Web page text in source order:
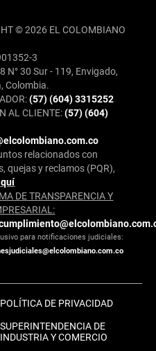
© 2026 EL COLOMBIANO
3
N° 30 Sur - 119, Envigado,
Colombia.
(57) (604) 3315252
AL CLIENTE:(57) (604)
relacionados con
quejas y reclamos (PQR),
DE TRANSPARENCIA Y
para notificaciones judiciales:
POLÍTICA DE PRIVACIDAD
SUPERINTENDENCIA DE
INDUSTRIA Y COMERCIO